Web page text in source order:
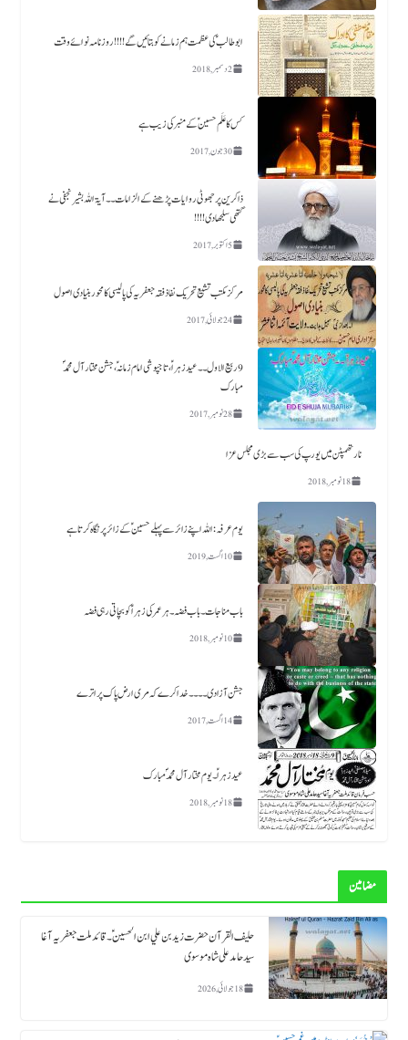
ابو طالب ؑ کی عظمت ہم زمانے کو بتائیں گے !!!! روزنامہ نوائے وقت
2 دسمبر, 2018
کس کا عَلَم حسین ؑکے منبر کی زیب ہے​
30 جون, 2017
ذاکرین پر جھوٹی روایات پڑھنے کے الزامات ۔۔آیۃ اللہ بشیر نجفی نے
گتھی سلجھا دی!!!!
5 اکتوبر, 2017
مرکز مکتب تشیع تحریک نفاذفقہ جعفریہ کی پالیسی کا محور بنیادی اصول
24 جولائی, 2017
9 ربیع الاول ۔۔ عید زہراؑ، تاجپوشی امام زمانہؑ ،جشن مختار آل محمدؐ
مبارک
28 نومبر, 2017
نارتھمپٹن میں یورپ کی سب سے بڑی مجلس عزا
18 نومبر, 2018
یوم عرفہ :اللہ اپنے زائر سے پہلے حسینؑ کے زائر پر نگاہ کرتا ہے
10 اگست, 2019
باب مناجات ۔باب فضہ ۔ ہر عمر کی زہرا ؑ کو بچاتی رہی فضہ
10 نومبر, 2018
جشن آزادی ۔۔۔۔خدا کرے کہ مری ارض پاک پر اترے
14 اگست, 2017
عید زہراؑ ۔ یوم مختار آل محمد ؐ مبارک
18 نومبر, 2018
مضامین
حلیف القرآن حضرت زید بن علي ابن الحسین ؑ ۔قائد ملت جعفریہ آغا
سید حامد علی شاہ موسوی
18 جولائی, 2026